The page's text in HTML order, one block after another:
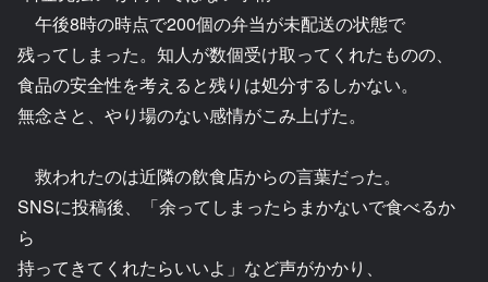
午後8時の時点で200個の弁当が未配送の状態で
残ってしまった。知人が数個受け取ってくれたものの、
食品の安全性を考えると残りは処分するしかない。
無念さと、やり場のない感情がこみ上げた。
救われたのは近隣の飲食店からの言葉だった。
SNSに投稿後、「余ってしまったらまかないで食べるか
ら
持ってきてくれたらいいよ」など声がかかり、